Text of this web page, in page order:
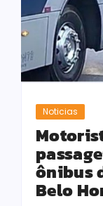
Noticias
ônibus
Belo